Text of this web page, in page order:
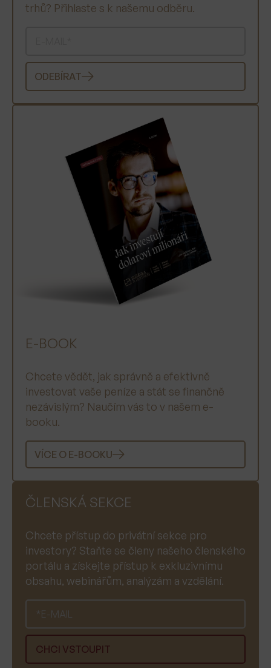
trhů? Přihlaste s k našemu odběru.
ODEBÍRAT
E-BOOK
Chcete vědět, jak správně a efektivně
investovat vaše peníze a stát se finančně
nezávislým? Naučím vás to v našem e-
booku.
VÍCE O E-BOOKU
ČLENSKÁ SEKCE
Chcete přístup do privátní sekce pro
investory? Staňte se členy našeho členského
portálu a získejte přístup k exkluzivnímu
obsahu, webinářům, analýzám a vzdělání.